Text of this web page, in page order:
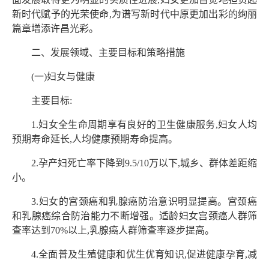
新时代赋予的光荣使命,为谱写新时代中原更加出彩的绚丽
篇章增添许昌光彩。
二、发展领域、主要目标和策略措施
(一)妇女与健康
主要目标:
1.妇女全生命周期享有良好的卫生健康服务,妇女人均
预期寿命延长,人均健康预期寿命提高。
2.孕产妇死亡率下降到9.5/10万以下,城乡、群体差距缩
小。
3.妇女的宫颈癌和乳腺癌防治意识明显提高。宫颈癌
和乳腺癌综合防治能力不断增强。适龄妇女宫颈癌人群筛
查率达到70%以上,乳腺癌人群筛查率逐步提高。
4.全面普及生殖健康和优生优育知识,促进健康孕育,减